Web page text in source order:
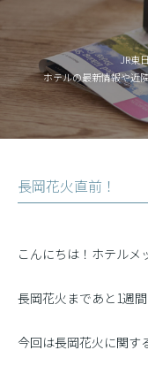
JR東
ホテルの最新情報や近
長岡花火直前！
こんにちは！ホテルメ
長岡花火まであと1週間
今回は長岡花火に関す